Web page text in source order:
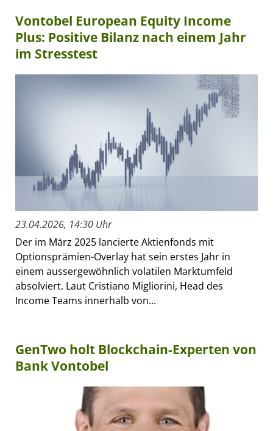
Vontobel European Equity Income
Plus: Positive Bilanz nach einem Jahr
im Stresstest
23.04.2026, 14:30 Uhr
Der im März 2025 lancierte Aktienfonds mit
Optionsprämien-Overlay hat sein erstes Jahr in
einem aussergewöhnlich volatilen Marktumfeld
absolviert. Laut Cristiano Migliorini, Head des
Income Teams innerhalb von...
GenTwo holt Blockchain-Experten von
Bank Vontobel